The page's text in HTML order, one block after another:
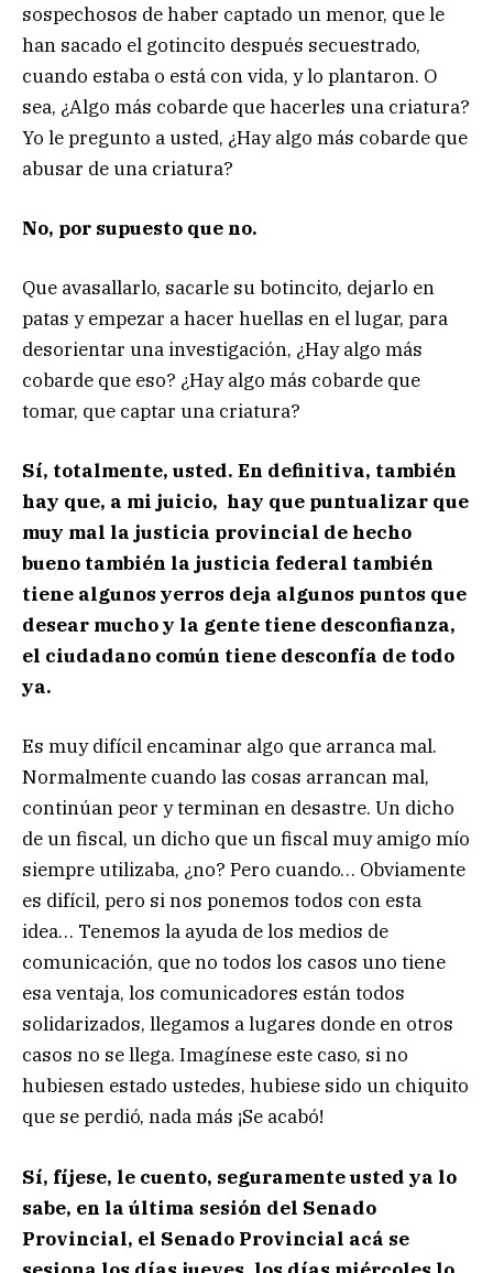
sospechosos de haber captado un menor, que le
han sacado el gotincito después secuestrado,
cuando estaba o está con vida, y lo plantaron. O
sea, ¿Algo más cobarde que hacerles una criatura?
Yo le pregunto a usted, ¿Hay algo más cobarde que
abusar de una criatura?
No, por supuesto que no.
Que avasallarlo, sacarle su botincito, dejarlo en
patas y empezar a hacer huellas en el lugar, para
desorientar una investigación, ¿Hay algo más
cobarde que eso? ¿Hay algo más cobarde que
tomar, que captar una criatura?
Sí, totalmente, usted. En definitiva, también
hay que, a mi juicio, hay que puntualizar que
muy mal la justicia provincial de hecho
bueno también la justicia federal también
tiene algunos yerros deja algunos puntos que
desear mucho y la gente tiene desconfianza,
el ciudadano común tiene desconfía de todo
ya.
Es muy difícil encaminar algo que arranca mal.
Normalmente cuando las cosas arrancan mal,
continúan peor y terminan en desastre. Un dicho
de un fiscal, un dicho que un fiscal muy amigo mío
siempre utilizaba, ¿no? Pero cuando… Obviamente
es difícil, pero si nos ponemos todos con esta
idea… Tenemos la ayuda de los medios de
comunicación, que no todos los casos uno tiene
esa ventaja, los comunicadores están todos
solidarizados, llegamos a lugares donde en otros
casos no se llega. Imagínese este caso, si no
hubiesen estado ustedes, hubiese sido un chiquito
que se perdió, nada más ¡Se acabó!
Sí, fíjese, le cuento, seguramente usted ya lo
sabe, en la última sesión del Senado
Provincial, el Senado Provincial acá se